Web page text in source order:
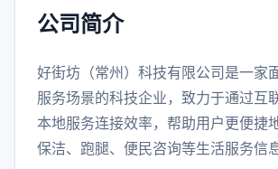
公司简介
好街坊（常州）科技有限公司是一家
服务场景的科技企业，致力于通过互
本地服务连接效率，帮助用户更便捷
保洁、跑腿、便民咨询等生活服务信息